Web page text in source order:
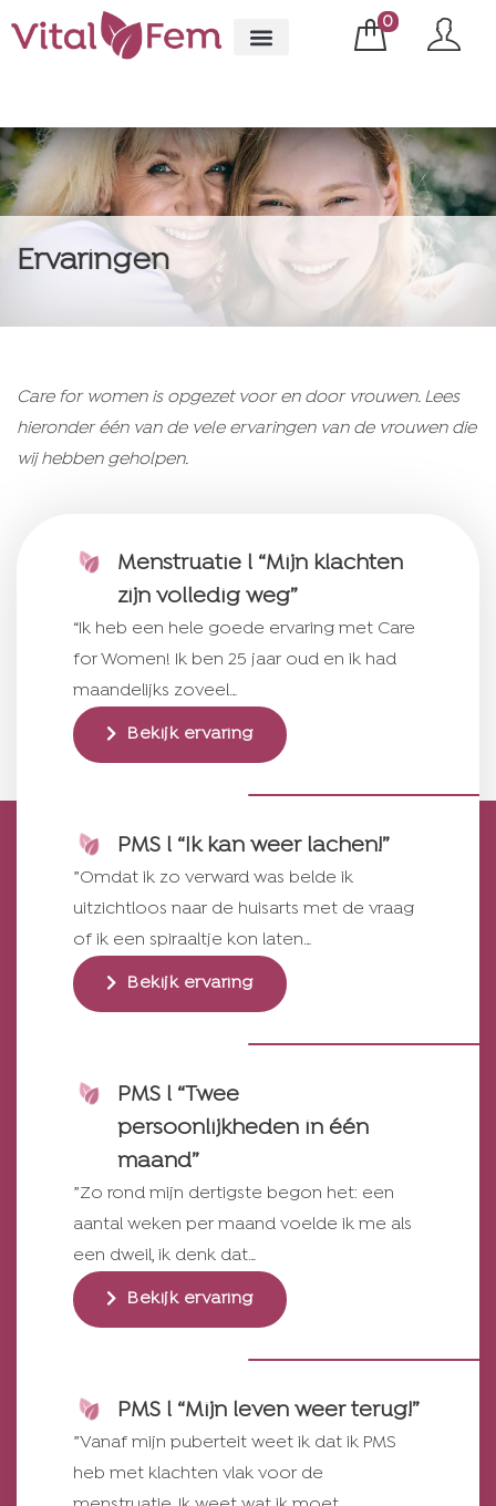
0
Ervaringen
Care for women is opgezet voor en door vrouwen. Lees
hieronder één van de vele ervaringen van de vrouwen die
wij hebben geholpen.
Menstruatie l “Mijn klachten
zijn volledig weg”
“Ik heb een hele goede ervaring met Care
for Women! Ik ben 25 jaar oud en ik had
maandelijks zoveel…
Bekijk ervaring
PMS l “Ik kan weer lachen!”
”Omdat ik zo verward was belde ik
uitzichtloos naar de huisarts met de vraag
of ik een spiraaltje kon laten…
Bekijk ervaring
PMS l “Twee
persoonlijkheden in één
maand”
”Zo rond mijn dertigste begon het: een
aantal weken per maand voelde ik me als
een dweil, ik denk dat…
Bekijk ervaring
PMS l “Mijn leven weer terug!”
”Vanaf mijn puberteit weet ik dat ik PMS
heb met klachten vlak voor de